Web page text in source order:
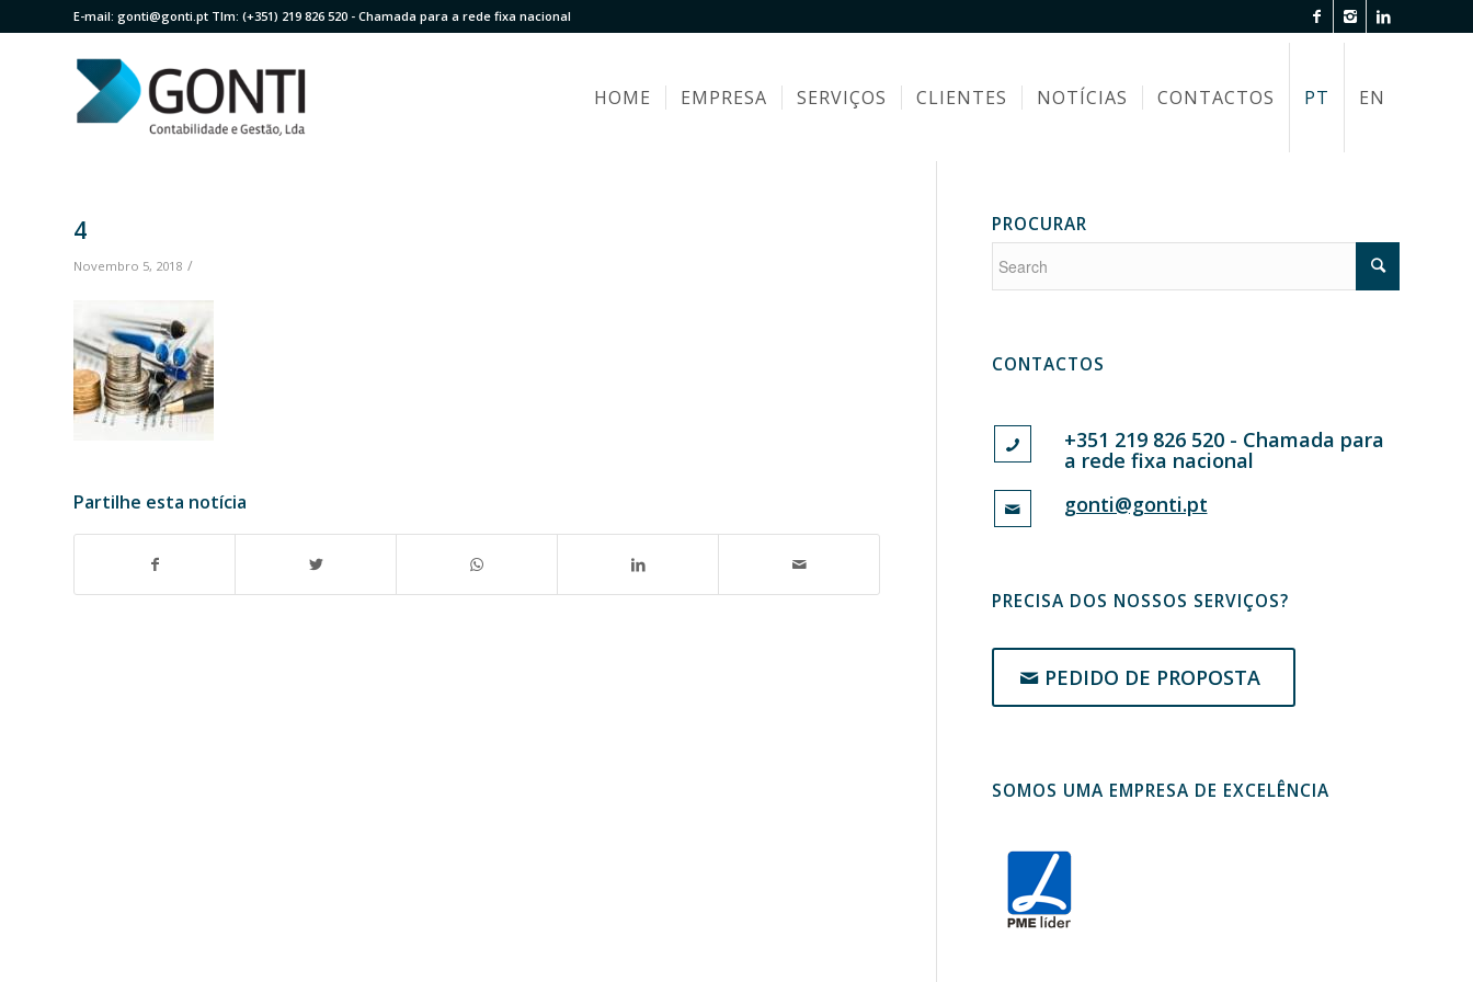
E-mail: gonti@gonti.pt Tlm: (+351) 219 826 520 - Chamada para a rede fixa nacional
HOME EMPRESA SERVIÇOS CLIENTES NOTÍCIAS CONTACTOS PT EN
4
Novembro 5, 2018 /
Partilhe esta notícia
PROCURAR
CONTACTOS
+351 219 826 520 - Chamada para
a rede fixa nacional
gonti@gonti.pt
PRECISA DOS NOSSOS SERVIÇOS?
PEDIDO DE PROPOSTA
SOMOS UMA EMPRESA DE EXCELÊNCIA